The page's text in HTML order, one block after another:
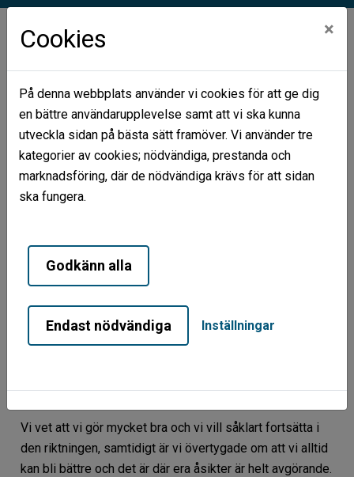
Nyhetsarkiv Kundenkäten
Kundenkäten
Nu har årets kundenkät skickats ut till dig som hyresgäst
Vi fick väldigt fina resultat sist vi genomförde
över och det är helt tack vare er!
Vi vet att vi gör mycket bra och vi vill såklart fortsätta i
den riktningen, samtidigt är vi övertygade om att vi alltid
kan bli bättre och det är där era åsikter är helt avgörande.
Cookies ×
På denna webbplats använder vi cookies för att ge dig
en bättre användarupplevelse samt att vi ska kunna
utveckla sidan på bästa sätt framöver. Vi använder tre
kategorier av cookies; nödvändiga, prestanda och
marknadsföring, där de nödvändiga krävs för att sidan
ska fungera.
Godkänn alla
Endast nödvändiga Inställningar